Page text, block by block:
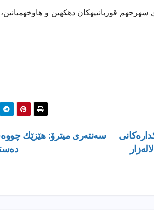
قوربانییهكان دهكهین و
سه‌نته‌ری‌ میترۆ: هێزێك